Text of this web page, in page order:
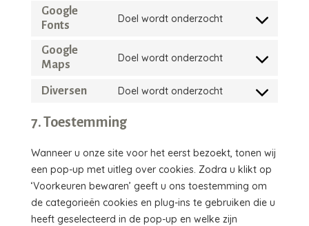
complianz
service
analytics
Google
Fonts
Doel wordt onderzocht
Consent
service
fonts
Google
Maps
Doel wordt onderzocht
Consent
service
Diversen Doel wordt onderzocht
Consent
diversen
7. Toestemming
Wanneer u onze site voor het eerst bezoekt, tonen wij
een pop-up met uitleg over cookies. Zodra u klikt op
‘Voorkeuren bewaren’ geeft u ons toestemming om
de categorieën cookies en plug-ins te gebruiken die u
heeft geselecteerd in de pop-up en welke zijn